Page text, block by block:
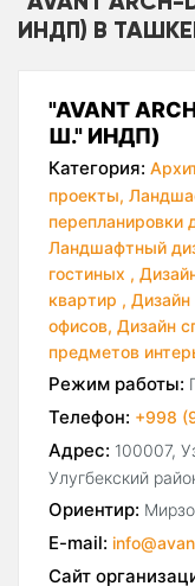
ИНДП) В
"AVANT
Ш." ИНДП)
Категория:
проекты,
перепланировки
Ландшафтный
гостиных ,
квартир , Дизайн
офисов, Дизайн
предметов
Режим работы:
Телефон: +998
Адрес: 100007,
Улугбекский
Ориентир:
E-mail:
Сайт